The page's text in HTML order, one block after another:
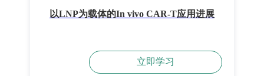
以LNP为载体的In vivo CAR-T应用进展
立即学习